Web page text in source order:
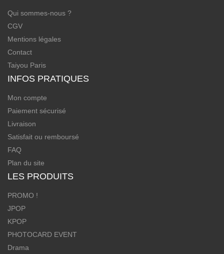
Qui sommes-nous ?
CGV
Mentions légales
Contact
Taiyou Paris
INFOS PRATIQUES
Mon compte
Paiement sécurisé
Livraison
Satisfait ou remboursé
FAQ
Plan du site
LES PRODUITS
PROMO !
JPOP
KPOP
PHOTOCARD EVENT
Drama